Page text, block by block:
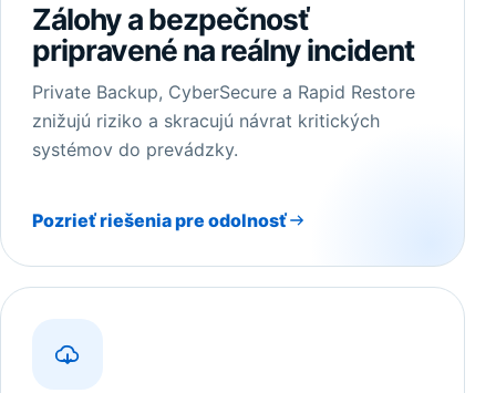
Zálohy a bezpečnosť
pripravené na reálny incident
Private Backup, CyberSecure a Rapid Restore
znižujú riziko a skracujú návrat kritických
systémov do prevádzky.
Pozrieť riešenia pre odolnosť